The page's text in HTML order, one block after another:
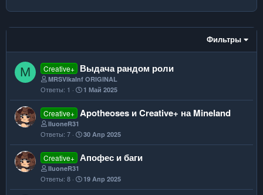
Фильтры
M Creative+ Выдача рандом роли
MRSVikaInf ORIGINAL
Ответы 1 1 Май 2025
Creative+ Apotheoses и Creative+ на Mineland
IIuoneR31
Ответы 7 30 Апр 2025
Creative+ Апофес и баги
IIuoneR31
Ответы 8 19 Апр 2025